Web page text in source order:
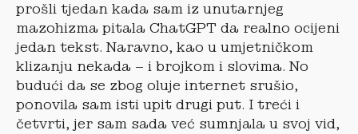
prošli tjedan kada sam iz unutarnjeg
mazohizma pitala ChatGPT da realno ocijeni
jedan tekst. Naravno, kao u umjetničkom
klizanju nekada – i brojkom i slovima. No
budući da se zbog oluje internet srušio,
ponovila sam isti upit drugi put. I treći i
četvrti, jer sam sada već sumnjala u svoj vid,